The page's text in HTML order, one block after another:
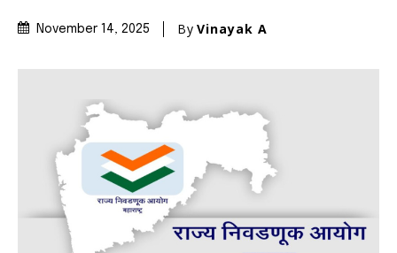
November 14, 2025 By Vinayak A